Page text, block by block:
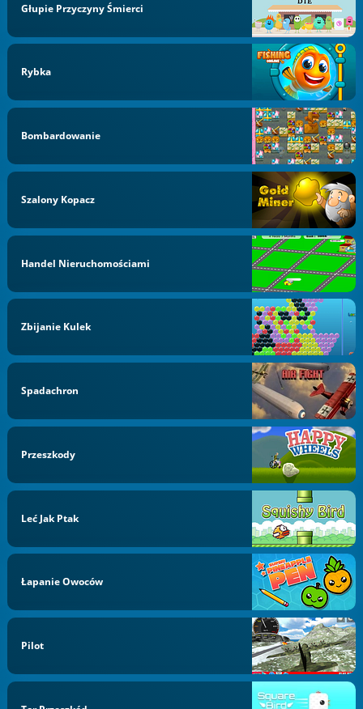
Głupie Przyczyny Śmierci
Rybka
Bombardowanie
Szalony Kopacz
Handel Nieruchomościami
Zbijanie Kulek
Spadachron
Przeszkody
Leć Jak Ptak
Łapanie Owoców
Pilot